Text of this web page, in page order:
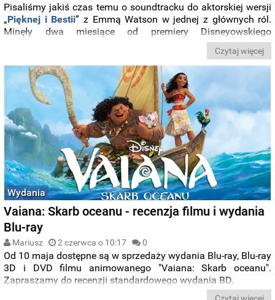
Pisaliśmy jakiś czas temu o soundtracku do aktorskiej wersji
„Pięknej i Bestii” z Emmą Watson w jednej z głównych ról.
Minęły dwa miesiące od premiery Disneyowskiego
superprzeboju, a na ekrany polskich kin 19.05.2017 roku
weszła kolejna produkcja z młodą aktorką, thriller „Krąg”.
Muzykę do niego skomponował Danny Elfman, ścieżka
dźwiękowa zaś trafiła na półki sklepowe 2.06.2017 roku.
Poniżej jej recenzja.
Czytaj więcej
Wydania
Vaiana: Skarb oceanu - recenzja filmu i wydania
Blu-ray
Mariusz 2 czerwca o 10:17 0
Od 10 maja dostępne są w sprzedaży wydania Blu-ray, Blu-ray
3D i DVD filmu animowanego "Vaiana: Skarb oceanu".
Zapraszamy do recenzji standardowego wydania BD.